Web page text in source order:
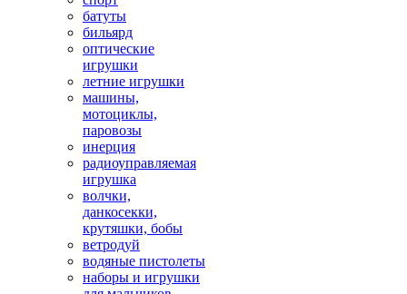
батуты
бильярд
оптические
игрушки
летние игрушки
машины,
мотоциклы,
паровозы
инерция
радиоуправляемая
игрушка
волчки,
данкосекки,
крутяшки, бобы
ветродуй
водяные пистолеты
наборы и игрушки